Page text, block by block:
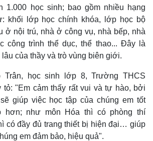
1.000 học sinh; bao gồm nhiều hạng
khối lớp học chính khóa, lớp học bộ
ở nội trú, nhà ở công vụ, nhà bếp, nhà
công trình thể dục, thể thao... Đây là
của thầy và trò vùng biên giới.
Trân, học sinh lớp 8, Trường THCS
tỏ: "Em cảm thấy rất vui và tự hào, bởi
giúp việc học tập của chúng em tốt
hơn; như môn Hóa thì có phòng thí
có đầy đủ trang thiết bị hiện đại… giúp
em đảm bảo, hiệu quả".